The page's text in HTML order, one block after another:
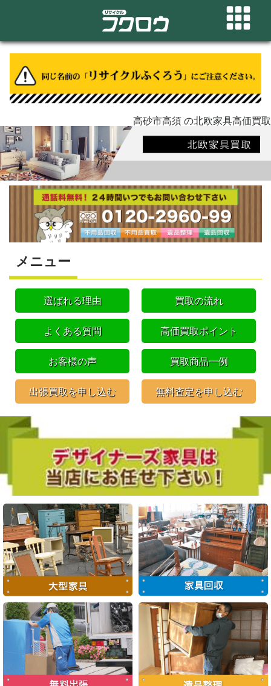
高砂市高須 の北欧家具高価買取
メニュー
選ばれる理由 買取の流れ
よくある質問 高価買取ポイント
お客様の声 買取商品一例
出張買取を申し込む 無料査定を申し込む